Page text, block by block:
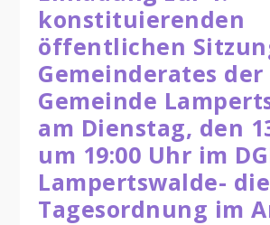
konstituierenden
öffentlichen
Gemeinderates der
Gemeinde
am Dienstag, den
um 19:00 Uhr im
Lampertswalde- die
Tagesordnung im